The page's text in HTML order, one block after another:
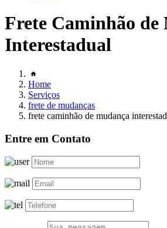
Frete Caminhão de
Interestadual
Home
Serviços
frete de mudanças
frete caminhão de mudança
Entre em Contato